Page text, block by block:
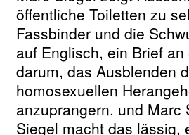
öffentliche Toiletten zu
Fassbinder und die
auf Englisch, ein Brief
darum, das Ausblenden
homosexuellen
anzuprangern, und
Siegel macht das lässig,